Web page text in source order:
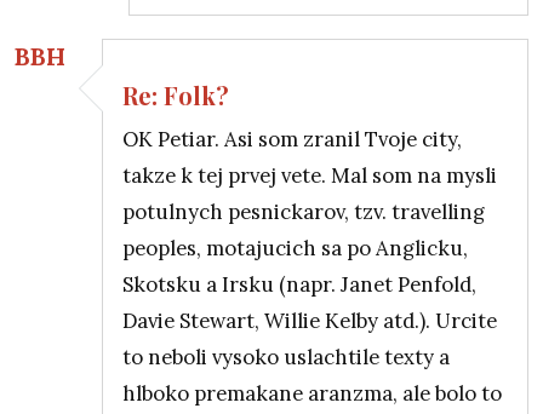
BBH
In reply toRe: Folk?by
Re: Folk?
OK Petiar. Asi som zranil Tvoje city,
takze k tej prvej vete. Mal som na mysli
potulnych pesnickarov, tzv. travelling
peoples, motajucich sa po Anglicku,
Skotsku a Irsku (napr. Janet Penfold,
Davie Stewart, Willie Kelby atd.). Urcite
to neboli vysoko uslachtile texty a
hlboko premakane aranzma, ale bolo to